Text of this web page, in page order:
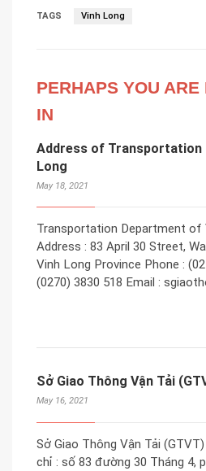
TAGS Vinh Long
PERHAPS YOU ARE
IN
Address of Transportation
Long
May 18, 2021
Transportation Department of
Address : 83 April 30 Street,
Vinh Long Province Phone :
(0270) 3830 518 Email :
Sở Giao Thông Vận Tải
May 16, 2021
Sở Giao Thông Vận Tải
chỉ : số 83 đường 30 Tháng 4,